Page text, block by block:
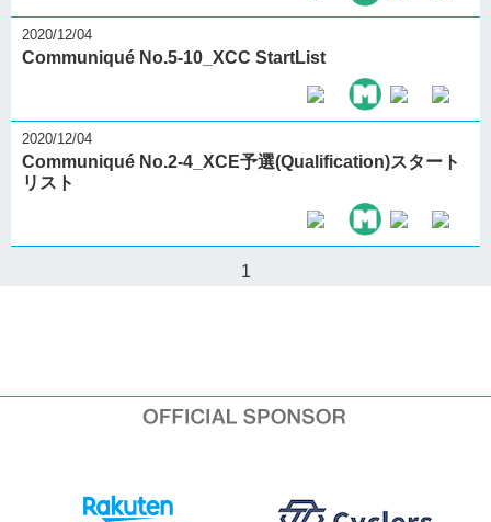
2020/12/04
Communiqué No.5-10_XCC StartList
2020/12/04
Communiqué No.2-4_XCE予選(Qualification)スタート
リスト
1